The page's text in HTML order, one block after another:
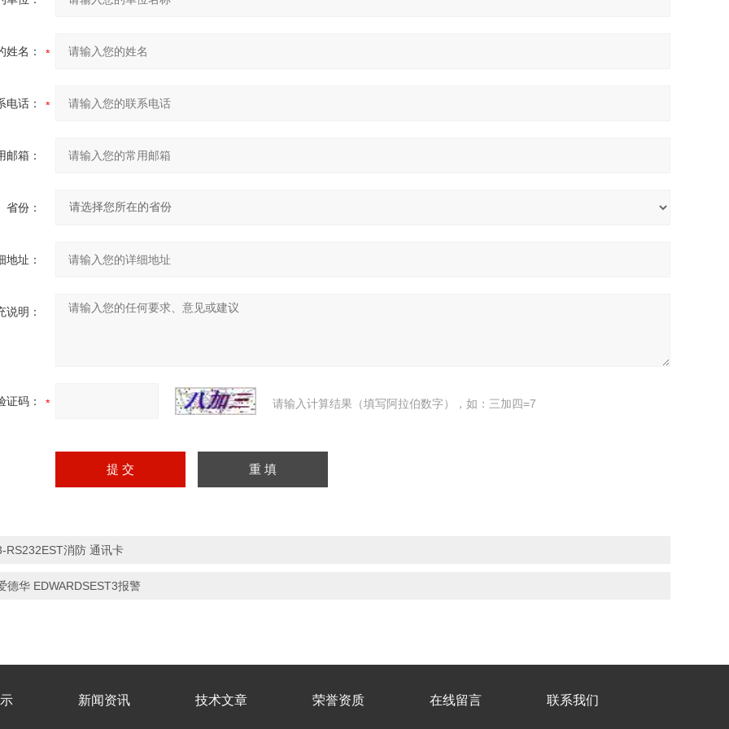
姓名：
电话：
邮箱：
省份：
地址：
说明：
证码： 请输入计算结果（填写阿拉伯数字），如：三加四=7
RS232EST消防 通讯卡
德华 EDWARDSEST3报警
新闻资讯 技术文章 荣誉资质 在线留言 联系我们